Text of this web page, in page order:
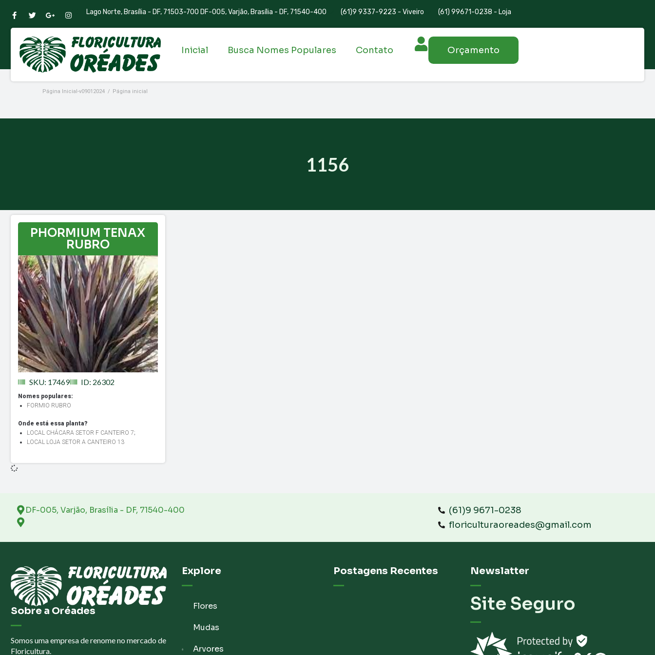
Lago Norte, Brasília - DF, 71503-700 DF-005, Varjão, Brasília - DF, 71540-400 (61)9 9337-9223 - Viveiro (61) 99671-0238 - Loja
Inicial Busca Nomes Populares Contato Orçamento
Página Inicial-v09012024 / Página inicial
1156
PHORMIUM TENAX
RUBRO
SKU: 17469 ID: 26302
Nomes populares:
FORMIO RUBRO
Onde está essa planta?
LOCAL CHÁCARA SETOR F CANTEIRO 7;
LOCAL LOJA SETOR A CANTEIRO 13
DF-005, Varjão, Brasília - DF, 71540-400
(61)9 9671-0238
floriculturaoreades@gmail.com
Sobre a Oréades
Somos uma empresa de renome no mercado de
Floricultura.
Explore
Flores
Mudas
Arvores
Postagens Recentes Newslatter
Site Seguro